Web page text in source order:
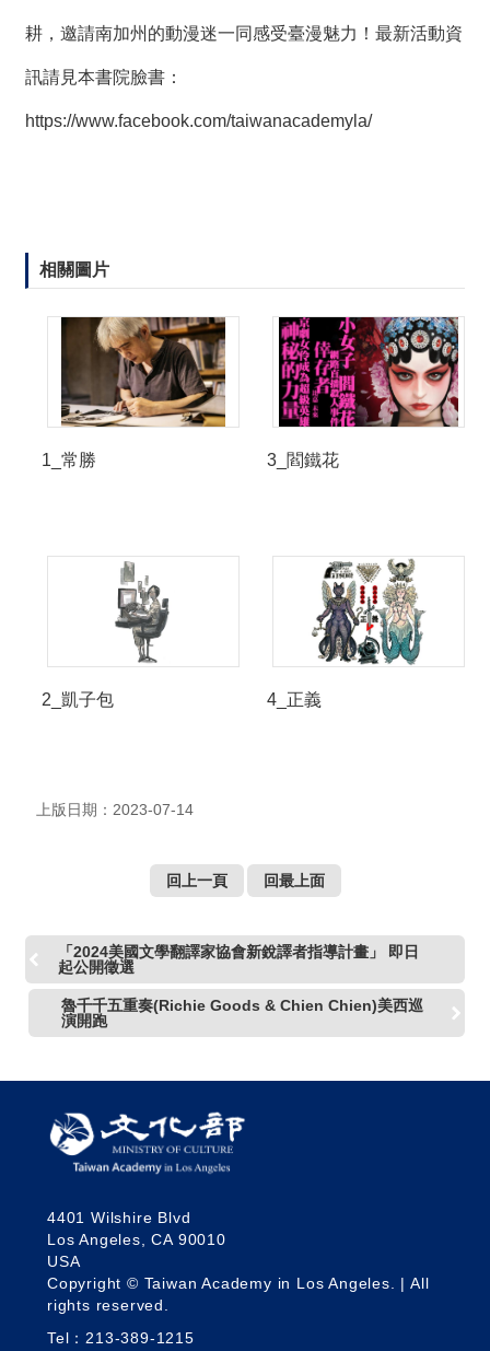
耕，邀請南加州的動漫迷一同感受臺漫魅力！最新活動資
訊請見本書院臉書：
https://www.facebook.com/taiwanacademyla/
相關圖片
1_常勝 3_閻鐵花
2_凱子包 4_正義
上版日期：2023-07-14
回上一頁 回最上面
「2024美國文學翻譯家協會新銳譯者指導計畫」 即日
起公開徵選
魯千千五重奏(Richie Goods & Chien Chien)美西巡
演開跑
4401 Wilshire Blvd
Los Angeles, CA 90010
USA
Copyright © Taiwan Academy in Los Angeles. | All
rights reserved.
Tel：213-389-1215